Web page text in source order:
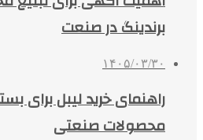
برندینگ در صنعت
۱۴۰۵/۰۳/۳۰
راهنمای خرید لیبل برای
محصولات صنعتی